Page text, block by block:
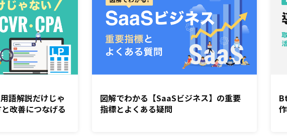
語解説だけじゃ
改善につなげる
図解でわかる【SaaSビジネス】の重要
指標とよくある疑問